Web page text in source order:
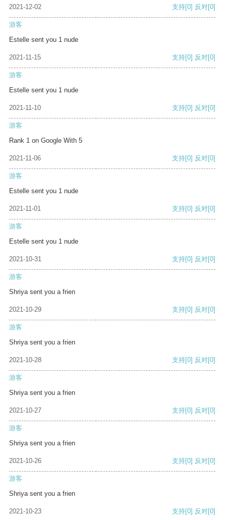
2021-12-02 支持[0] 反对[0]
游客
Estelle sent you 1 nude
2021-11-15 支持[0] 反对[0]
游客
Estelle sent you 1 nude
2021-11-10 支持[0] 反对[0]
游客
Rank 1 on Google With 5
2021-11-06 支持[0] 反对[0]
游客
Estelle sent you 1 nude
2021-11-01 支持[0] 反对[0]
游客
Estelle sent you 1 nude
2021-10-31 支持[0] 反对[0]
游客
Shriya sent you a frien
2021-10-29 支持[0] 反对[0]
游客
Shriya sent you a frien
2021-10-28 支持[0] 反对[0]
游客
Shriya sent you a frien
2021-10-27 支持[0] 反对[0]
游客
Shriya sent you a frien
2021-10-26 支持[0] 反对[0]
游客
Shriya sent you a frien
2021-10-23 支持[0] 反对[0]